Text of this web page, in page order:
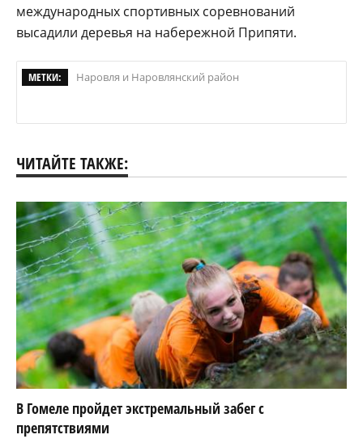
международных спортивных соревнований
высадили деревья на набережной Припяти.
МЕТКИ: Наровля и Наровлянский район
ЧИТАЙТЕ ТАКЖЕ:
В Гомеле пройдет экстремальный забег с
препятствиями